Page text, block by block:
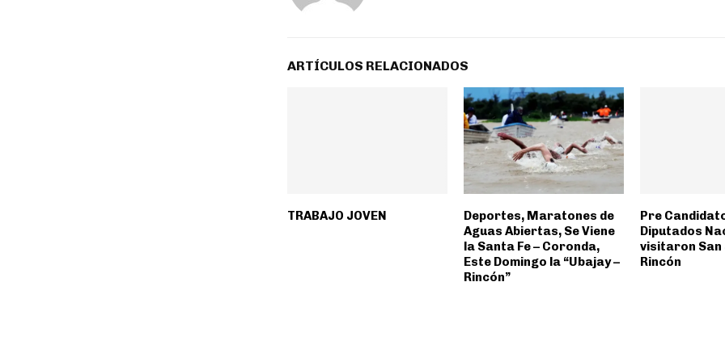
ARTÍCULOS RELACIONADOS
TRABAJO JOVEN
Deportes, Maratones de
Aguas Abiertas, Se Viene
la Santa Fe – Coronda,
Este Domingo la “Ubajay –
Rincón”
Pre
Diputados
visitaron San
Rincón